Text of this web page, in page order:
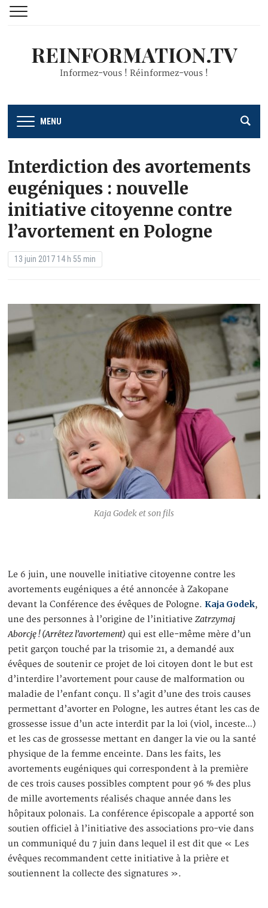
REINFORMATION.TV
Informez-vous ! Réinformez-vous !
MENU
Interdiction des avortements
eugéniques : nouvelle
initiative citoyenne contre
l’avortement en Pologne
13 juin 2017 14 h 55 min
Kaja Godek et son fils
Le 6 juin, une nouvelle initiative citoyenne contre les
avortements eugéniques a été annoncée à Zakopane
devant la Conférence des évêques de Pologne.Kaja Godek,
une des personnes à l’origine de l’initiativeZatrzymaj
Aborcję ! (Arrêtez l’avortement) qui est elle-même mère d’un
petit garçon touché par la trisomie 21, a demandé aux
évêques de soutenir ce projet de loi citoyen dont le but est
d’interdire l’avortement pour cause de malformation ou
maladie de l’enfant conçu. Il s’agit d’une des trois causes
permettant d’avorter en Pologne, les autres étant les cas de
grossesse issue d’un acte interdit par la loi (viol, inceste…)
et les cas de grossesse mettant en danger la vie ou la santé
physique de la femme enceinte. Dans les faits, les
avortements eugéniques qui correspondent à la première
de ces trois causes possibles comptent pour 96 % des plus
de mille avortements réalisés chaque année dans les
hôpitaux polonais. La conférence épiscopale a apporté son
soutien officiel à l’initiative des associations pro-vie dans
un communiqué du 7 juin dans lequel il est dit que « Les
évêques recommandent cette initiative à la prière et
soutiennent la collecte des signatures ».